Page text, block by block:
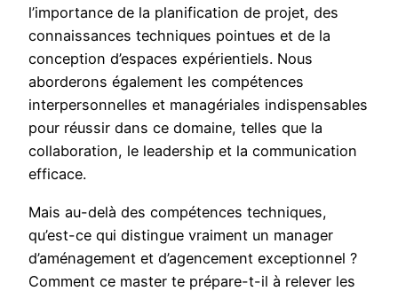
l’importance de la planification de projet, des
connaissances techniques pointues et de la
conception d’espaces expérientiels. Nous
aborderons également les compétences
interpersonnelles et managériales indispensables
pour réussir dans ce domaine, telles que la
collaboration, le leadership et la communication
efficace.
Mais au-delà des compétences techniques,
qu’est-ce qui distingue vraiment un manager
d’aménagement et d’agencement exceptionnel ?
Comment ce master te prépare-t-il à relever les